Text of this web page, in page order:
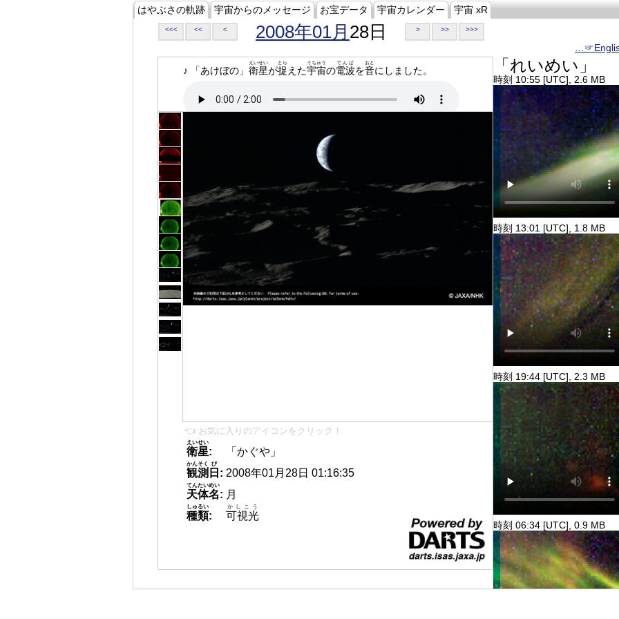
はやぶさの軌跡 宇宙からのメッセージ お宝データ 宇宙カレンダー 宇宙 xR
<<< << < 2008年01月 28日 > >> >>>
♪ 「あけぼの」 衛星
えいせい
が捉
とら
えた宇宙
うちゅう
の電波
でんぱ
を音
おと
にしました。
👈 お気に入りのアイコンをクリック！
衛星
えいせい
:
「かぐや」
観測
かんそく
日
び
: 2008年01月28日 01:16:35
天体名
てんたいめい
: 月
種類
しゅるい
: 可視光
かしこう
「れいめい」
時刻 10:55 [UTC], 2.6 MB
時刻 13:01 [UTC], 1.8 MB
時刻 19:44 [UTC], 2.3 MB
時刻 06:34 [UTC], 0.9 MB